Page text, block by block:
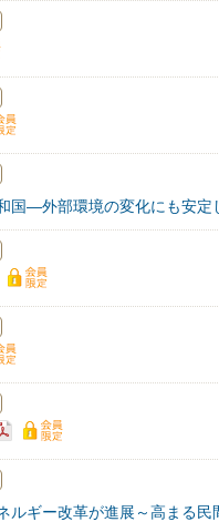
国―外部環境の変化にも安
ルギー改革が進展～高まる